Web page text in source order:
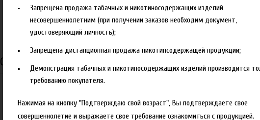
Отзывы
Запрещена продажа табачных и никотиносодержащих изделий
несовершеннолетним (при получении заказов необходим документ,
удостоверяющий личность);
Запрещена дистанционная продажа никотинсодержащей продукции;
Демонстрация табачных и никотиносодержащих изделий производится
требованию покупателя.
Нажимая на кнопку "Подтверждаю свой возраст", Вы подтверждаете свое
совершеннолетие и выражаете свое требование ознакомиться с продукцией.